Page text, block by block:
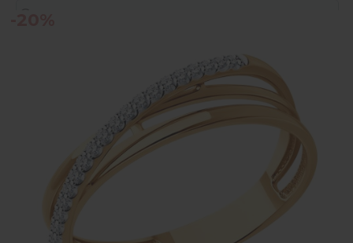
Защита от автоматических сообщений